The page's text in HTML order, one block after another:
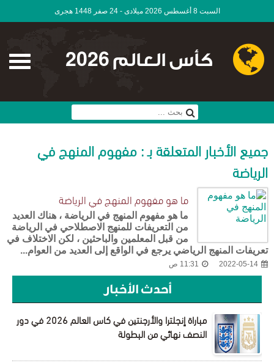
السبت 8 أغسطس 2026 ميلادى - 24 صفر 1448 هجرى
كأس العالم 2026
جميع الأخبار المتعلقة بـ : مفهوم المنهج في
الرياضة
ما هو مفهوم المنهج في الرياضة
ما هو مفهوم المنهج في الرياضة ، هناك العديد
من التعريفات للمنهج الاصطلاحي في الرياضة
من قبل المعلمين والباحثين ، لكن الاختلاف في
تعريفات المنهج الرياضي يرجع في الواقع إلى العديد من العوام...
2022-05-14 11:31 ص
أحدث الأخبار
مباراة إنجلترا والأرجنتين في كاس العالم 2026 في دور
النصف نهائي من البطولة